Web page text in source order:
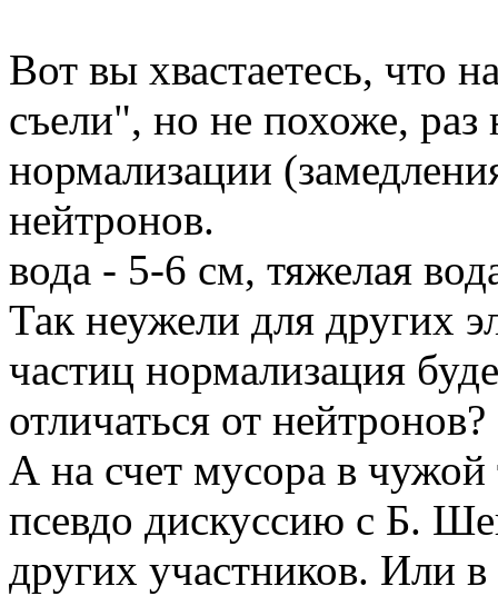
Вот вы хвастаетесь, что
съели", но не похоже,
нормализации
нейтронов.
вода - 5-6 см, тяжелая
Так неужели для других
частиц нормализация
отличаться от нейтронов?
А на счет мусора в
псевдо дискуссию с Б.
других участников. Или